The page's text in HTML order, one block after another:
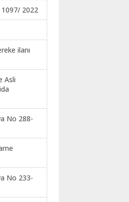
2022
ilanı
Asli
No 288-
No 233-